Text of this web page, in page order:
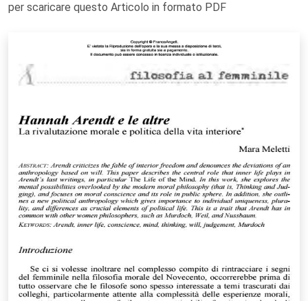
per scaricare questo Articolo in formato PDF